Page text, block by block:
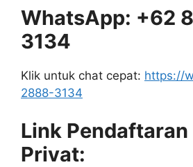
WhatsApp: +62
3134
Klik untuk chat cepat: https://
2888-3134
Link Pendaftaran
Privat: